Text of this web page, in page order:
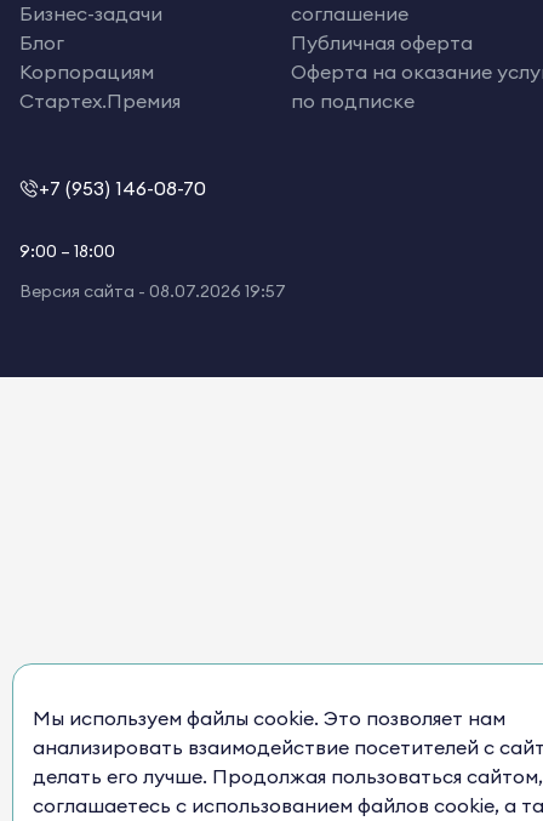
Бизнес-задачи
Блог
Корпорациям
Стартех.Премия
соглашение
Публичная оферта
Оферта на оказание
по подписке
+7 (953) 146-08-70
9:00 – 18:00
Версия сайта - 08.07.2026 19:57
Мы используем файлы cookie. Это позволяет нам
анализировать взаимодействие посетителей с
делать его лучше. Продолжая пользоваться
соглашаетесь с использованием файлов cookie, а